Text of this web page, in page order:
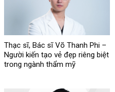
Thạc sĩ, Bác sĩ Võ Thanh Phi –
Người kiến tạo vẻ đẹp riêng biệt
trong ngành thẩm mỹ